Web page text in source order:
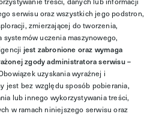
serwisu oraz wszystkich jego podstron,
zmierzającej do tworzenia,
uczenia maszynowego,
jest zabronione oraz wymaga
zgody administratora serwisu –
uzyskania wyraźnej i
jest bez względu sposób pobierania,
lub innego wykorzystywania treści,
w ramach niniejszego serwisu oraz